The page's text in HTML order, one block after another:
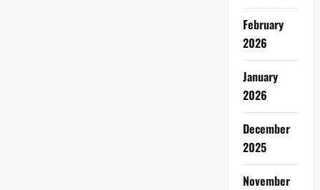
February
2026
January
2026
December
2025
November